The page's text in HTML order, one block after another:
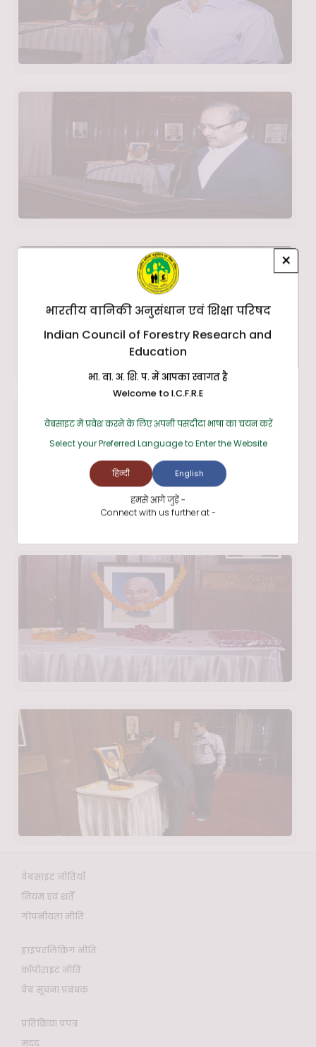
वेबसाइट नीतियाँ
नियम एवं शर्तें
गोपनीयता नीति
हाइपरलिंकिंग नीति
कॉपीराइट नीति
वेब सूचना प्रबंधक
प्रतिक्रिया प्रपत्र
मदद
×
भारतीय वानिकी अनुसंधान एवं शिक्षा परिषद
Indian Council of Forestry Research and
Education
भा. वा. अ. शि. प. में आपका स्वागत है
Welcome to I.C.F.R.E
वेबसाइट में प्रवेश करने के लिए अपनी पसंदीदा भाषा का चयन करें
Select your Preferred Language to Enter the Website
हिन्दी English
हमसे आगे जुड़ें -
Connect with us further at -